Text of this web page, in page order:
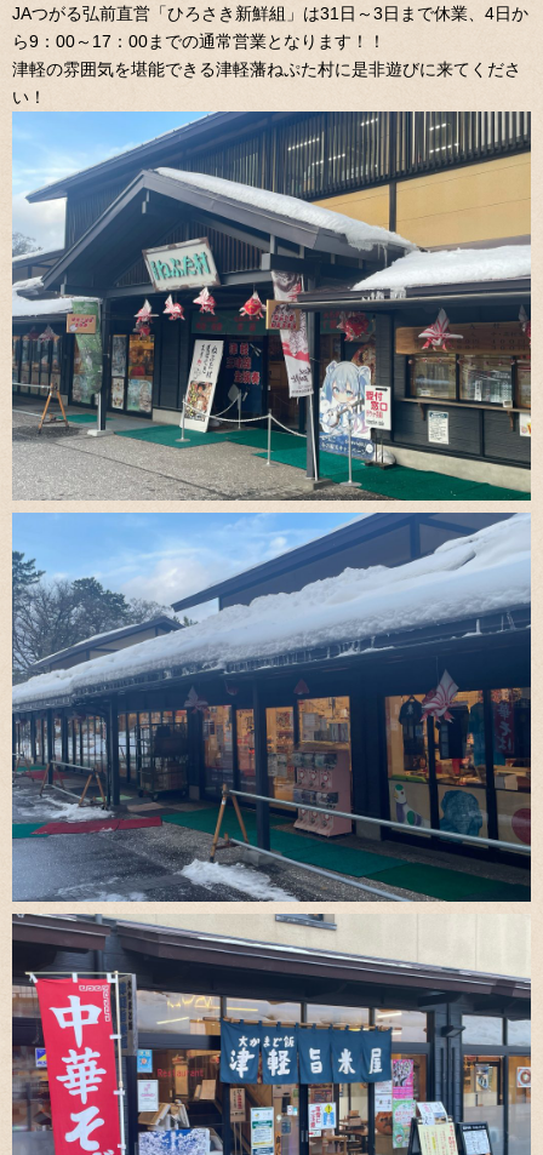
JAつがる弘前直営「ひろさき新鮮組」は31日～3日まで休業、4日か
ら9：00～17：00までの通常営業となります！！
津軽の雰囲気を堪能できる津軽藩ねぷた村に是非遊びに来てくださ
い！